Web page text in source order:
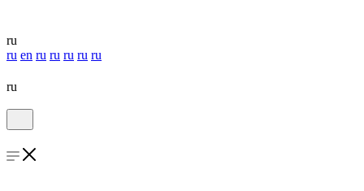
ru
ru en ru ru ru ru ru
ru